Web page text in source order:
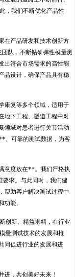
，我们不断优化产品性
在产品研发和技术创新方
队，不断钻研弹性模量测
出符合市场需求的高性能
品设计，确保产品具有稳
康复等多个领域，适用于
地下工程、隧道工程中对
领域对患者进行关节活动
、可靠的测试数据，为客
意度放在**。我们严格执
要求。与此同时，我们建
帮助客户解决测试过程中
功能。
创新、精益求精，在行业
量测试技术的发展和推
同促进行业的发展和进
进，共创美好未来！